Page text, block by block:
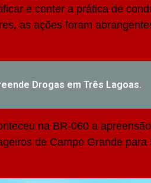
e conter a prática de
as ações foram
Drogas em Três Lagoas.
na BR-060 a
de Campo Grande